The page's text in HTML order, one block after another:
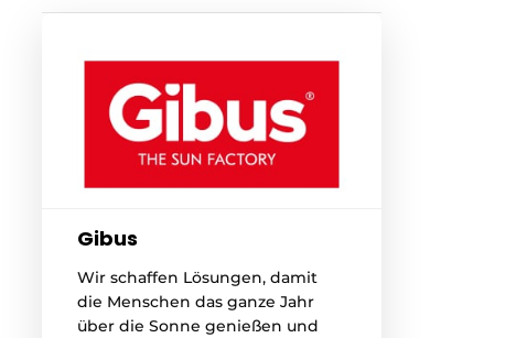
Gibus
Wir schaffen Lösungen, damit
die Menschen das ganze Jahr
über die Sonne genießen und